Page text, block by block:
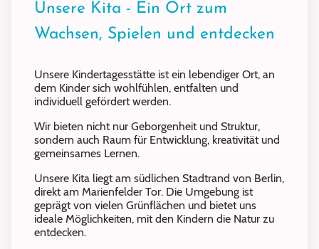
Unsere Kita - Ein Ort zum
Wachsen, Spielen und entdecken
Unsere Kindertagesstätte ist ein lebendiger Ort, an
dem Kinder sich wohlfühlen, entfalten und
individuell gefördert werden.
Wir bieten nicht nur Geborgenheit und Struktur,
sondern auch Raum für Entwicklung, kreativität und
gemeinsames Lernen.
Unsere Kita liegt am südlichen Stadtrand von Berlin,
direkt am Marienfelder Tor. Die Umgebung ist
geprägt von vielen Grünflächen und bietet uns
ideale Möglichkeiten, mit den Kindern die Natur zu
entdecken.